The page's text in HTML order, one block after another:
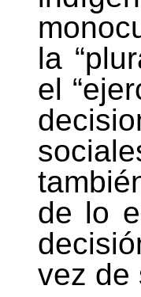
la
el
de lo
vez de